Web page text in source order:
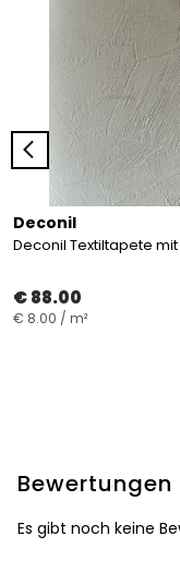
Deconil
€ 88.00
€ 8.00 / m²
Bewertungen
Es gibt noch keine